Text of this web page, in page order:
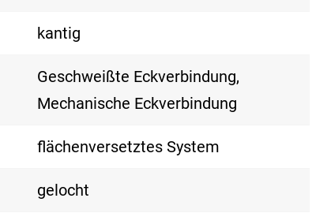
kantig
Geschweißte Eckverbindung,
Mechanische Eckverbindung
flächenversetztes System
gelocht